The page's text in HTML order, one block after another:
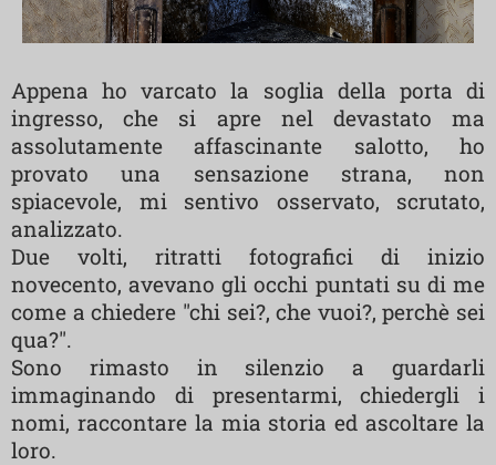
Appena ho varcato la soglia della porta di
ingresso, che si apre nel devastato ma
assolutamente affascinante salotto, ho
provato una sensazione strana, non
spiacevole, mi sentivo osservato, scrutato,
analizzato.
Due volti, ritratti fotografici di inizio
novecento, avevano gli occhi puntati su di me
come a chiedere "chi sei?, che vuoi?, perchè sei
qua?".
Sono rimasto in silenzio a guardarli
immaginando di presentarmi, chiedergli i
nomi, raccontare la mia storia ed ascoltare la
loro.